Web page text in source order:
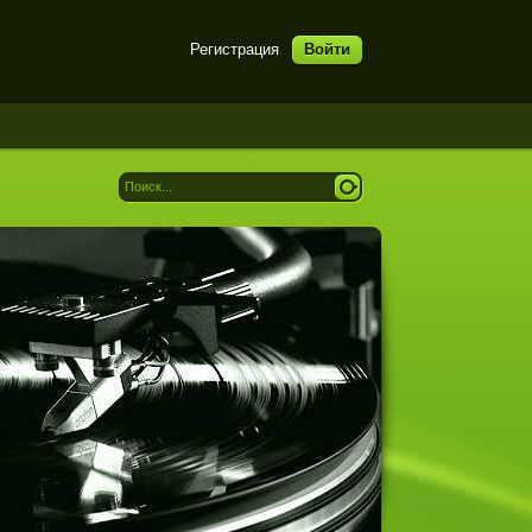
Регистрация Войти